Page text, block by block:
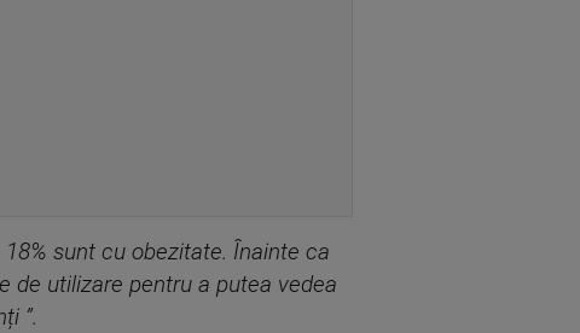
sunt cu obezitate. Înainte ca
de utilizare pentru a putea vedea
”.